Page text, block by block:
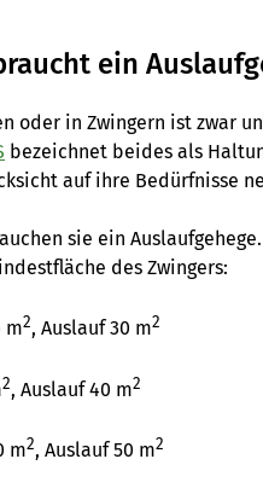
ein
oder in Zwingern ist zwar
bezeichnet beides als
auf ihre Bedürfnisse
sie ein
des Zwingers:
m2, Auslauf 30 m2
2, Auslauf 40 m2
m2, Auslauf 50 m2